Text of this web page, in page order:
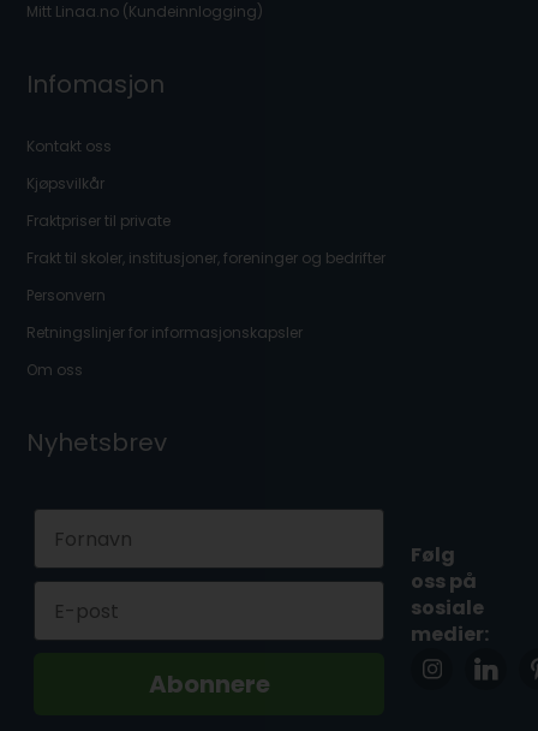
Mitt Linaa.no (Kundeinnlogging)
Infomasjon
Kontakt oss
Kjøpsvilkår
Fraktpriser til private
Frakt til skoler, institusjoner, foreninger og bedrifter
Personvern
Retningslinjer for informasjonskapsler
Om oss
Nyhetsbrev
Abonnere
Følg
oss på
sosiale
medier: